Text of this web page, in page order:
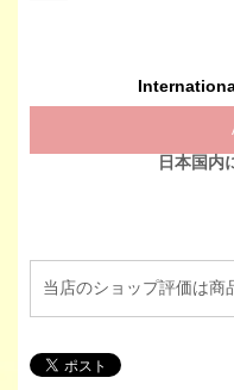
日本国内
当店のショップ評価は商